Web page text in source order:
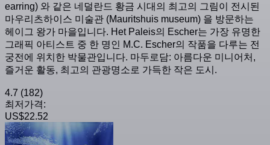
earring) 와 같은 네덜란드 황금 시대의 최고의 그림이 전시된
마우리츠하이스 미술관 (Mauritshuis museum) 을 방문하는
헤이그 왕가 마을입니다. Het Paleis의 Escher는 가장 유명한
그래픽 아티스트 중 한 명인 M.C. Escher의 작품을 다루는 전
궁전에 위치한 박물관입니다. 마두로담: 아름다운 미니어처,
즐거운 활동, 최고의 관광명소로 가득한 작은 도시.
4.7 (182)
최저가격:
US$22.52